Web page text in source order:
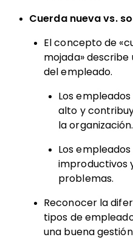
Cuerda nueva vs.
El concepto de
mojada»
del empleado.
Los
alto y
la organización.
Los empleados
improductivos
problemas.
Reconocer la
tipos de
una buena